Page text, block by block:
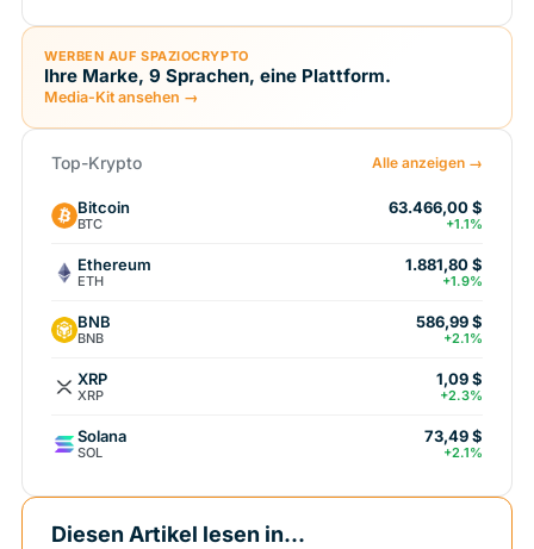
WERBEN AUF SPAZIOCRYPTO
Ihre Marke, 9 Sprachen, eine Plattform.
Media-Kit ansehen →
Top-Krypto Alle anzeigen →
Bitcoin
BTC
63.466,00 $
+1.1%
Ethereum
ETH
1.881,80 $
+1.9%
BNB
BNB
586,99 $
+2.1%
XRP
XRP
1,09 $
+2.3%
Solana
SOL
73,49 $
+2.1%
Diesen Artikel lesen in...